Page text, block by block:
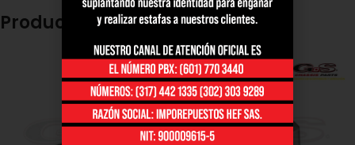
Productos relacionados